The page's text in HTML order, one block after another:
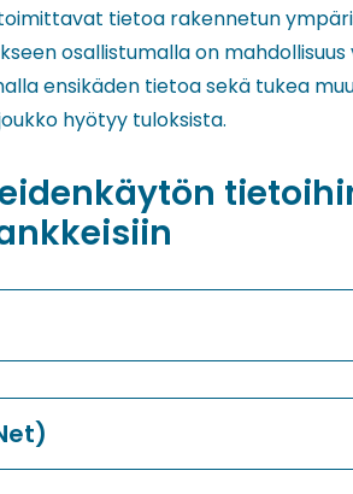
tietoa rakennetun
osallistumalla on
ensikäden tietoa sekä tukea
hyötyy tuloksista.